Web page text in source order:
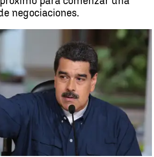
negociaciones.